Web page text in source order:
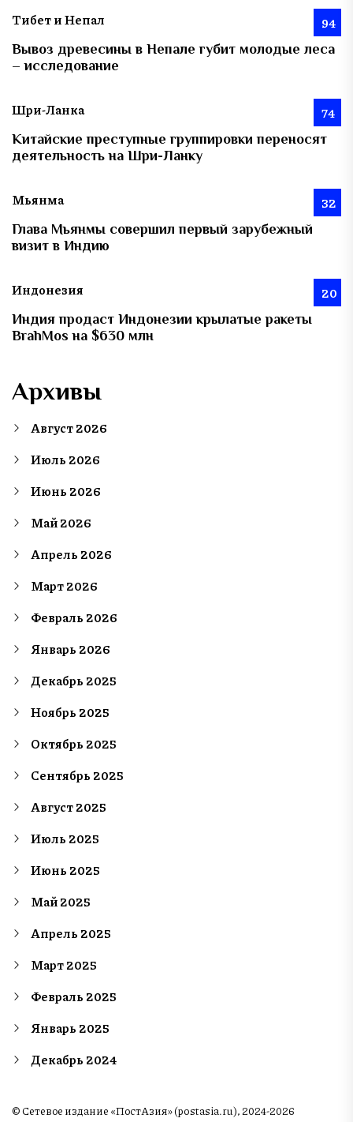
Тибет и Непал 94
Вывоз древесины в Непале губит молодые леса
– исследование
Шри-Ланка 74
Китайские преступные группировки переносят
деятельность на Шри-Ланку
Мьянма 32
Глава Мьянмы совершил первый зарубежный
визит в Индию
Индонезия 20
Индия продаст Индонезии крылатые ракеты
BrahMos на $630 млн
Архивы
Август 2026
Июль 2026
Июнь 2026
Май 2026
Апрель 2026
Март 2026
Февраль 2026
Январь 2026
Декабрь 2025
Ноябрь 2025
Октябрь 2025
Сентябрь 2025
Август 2025
Июль 2025
Июнь 2025
Май 2025
Апрель 2025
Март 2025
Февраль 2025
Январь 2025
Декабрь 2024
© Сетевое издание «ПостАзия» (postasia.ru), 2024-2026